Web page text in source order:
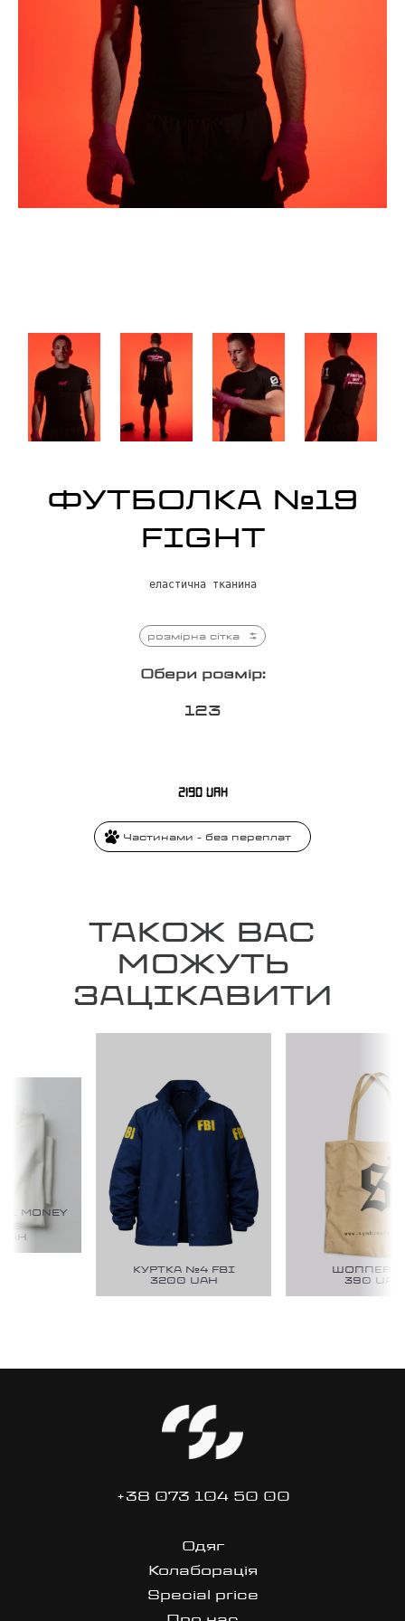
ФУТБОЛКА №19
FIGHT
еластична тканина
розмірна сітка
Обери розмір:
123
2190 UAH
Частинами - без переплат
ТАКОЖ ВАС
МОЖУТЬ
ЗАЦІКАВИТИ
MONEY
КУРТКА №4 FBI
3200UAH
ШОППЕР
390UAH
+38 073 104 50 00
Одяг
Колаборація
Special price